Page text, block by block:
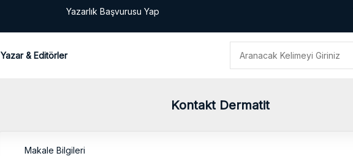
Yazarlık Başvurusu Yap
Yazar & Editörler
Kontakt Dermatit
Makale Bilgileri